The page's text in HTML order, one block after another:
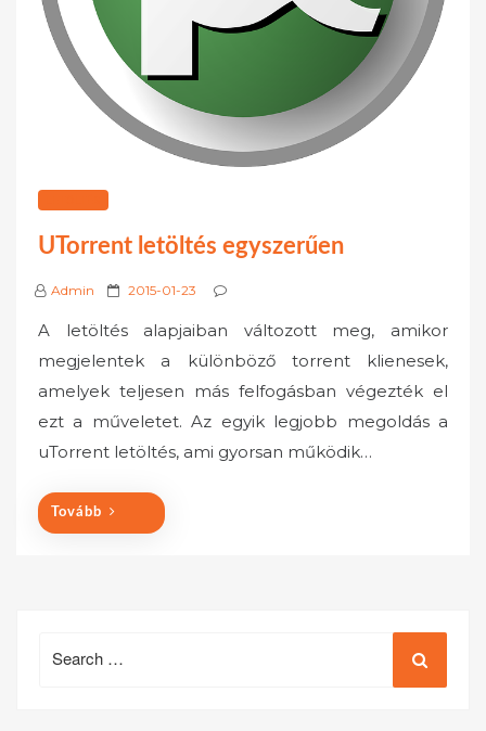
UTorrent letöltés egyszerűen
Admin
P
s
t
e
d
o
2015-01-23
A letöltés alapjaiban változott meg, amikor
megjelentek a különböző torrent klienesek,
amelyek teljesen más felfogásban végezték el
ezt a műveletet. Az egyik legjobb megoldás a
uTorrent letöltés, ami gyorsan működik…
Tovább
for: